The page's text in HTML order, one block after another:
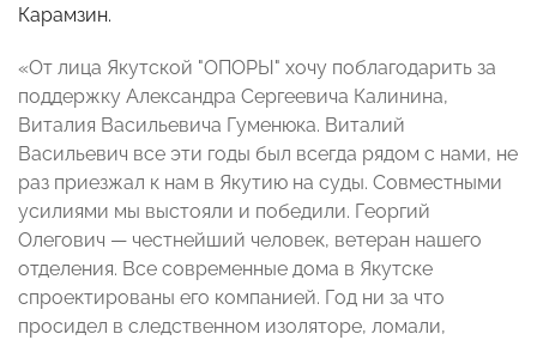
Карамзин.
«От лица Якутской "ОПОРЫ" хочу поблагодарить за
поддержку Александра Сергеевича Калинина,
Виталия Васильевича Гуменюка. Виталий
Васильевич все эти годы был всегда рядом с нами, не
раз приезжал к нам в Якутию на суды. Совместными
усилиями мы выстояли и победили. Георгий
Олегович — честнейший человек, ветеран нашего
отделения. Все современные дома в Якутске
спроектированы его компанией. Год ни за что
просидел в следственном изоляторе, ломали,